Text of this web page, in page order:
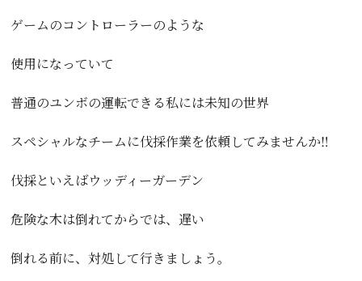
ゲームのコントローラーのような
使用になっていて
普通のユンボの運転できる私には未知の世界
スペシャルなチームに伐採作業を依頼してみませんか‼️
伐採といえばウッディーガーデン
危険な木は倒れてからでは、遅い
倒れる前に、対処して行きましょう。